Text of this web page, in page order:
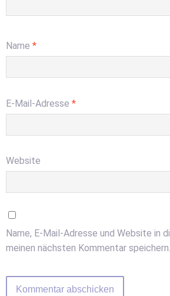
Name *
E-Mail-Adresse *
Website
Name, E-Mail-Adresse und Website in
meinen nächsten Kommentar speichern.